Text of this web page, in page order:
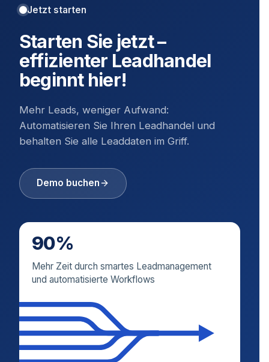
Jetzt starten
Starten Sie jetzt –
effizienter Leadhandel
beginnt hier!
Mehr Leads, weniger Aufwand:
Automatisieren Sie Ihren Leadhandel und
behalten Sie alle Leaddaten im Griff.
Demo buchen
90%
Mehr Zeit durch smartes Leadmanagement
und automatisierte Workflows